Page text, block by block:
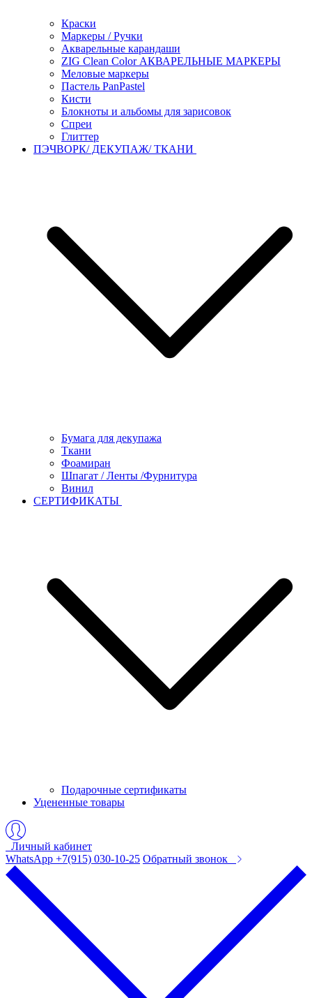
Краски
Маркеры / Ручки
Акварельные карандаши
ZIG Clean Color АКВАРЕЛЬНЫЕ МАРКЕРЫ
Меловые маркеры
Пастель PanPastel
Кисти
Блокноты и альбомы для зарисовок
Спреи
Глиттер
ПЭЧВОРК/ ДЕКУПАЖ/ ТКАНИ
Бумага для декупажа
Ткани
Фоамиран
Шпагат / Ленты /Фурнитура
Винил
СЕРТИФИКАТЫ
Подарочные сертификаты
Уцененные товары
Личный кабинет
WhatsApp +7(915) 030-10-25 Обратный звонок